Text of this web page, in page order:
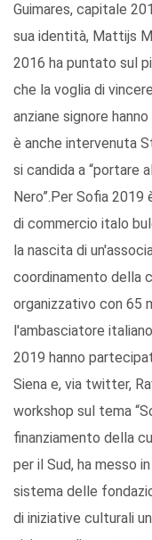
Guimares, capitale
sua identità, Mattijs
2016 ha puntato sul
che la voglia di
anziane signore
è anche intervenuta
si candida a “portare
Nero”.Per Sofia
di commercio italo
la nascita di
coordinamento della
organizzativo con 65
l'ambasciatore
2019 hanno
Siena e, via twitter,
workshop sul tema
finanziamento della
per il Sud, ha messo
sistema delle
di iniziative culturali